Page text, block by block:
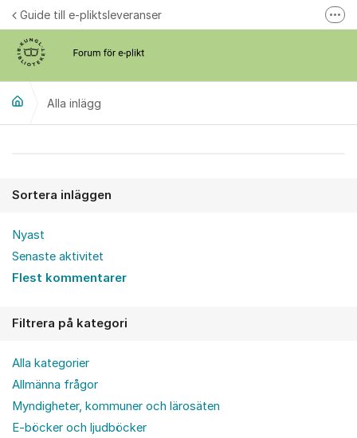
Hoppa till innehåll
Guide till e-pliktsleveranser
Alla inlägg
Sortera inläggen
Nyast
Senaste aktivitet
Flest kommentarer
Filtrera på kategori
Alla kategorier
Allmänna frågor
Myndigheter, kommuner och lärosäten
E-böcker och ljudböcker